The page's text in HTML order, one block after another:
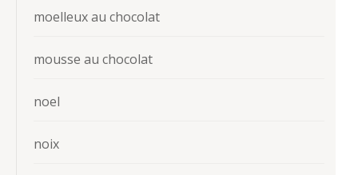
moelleux au chocolat
mousse au chocolat
noel
noix